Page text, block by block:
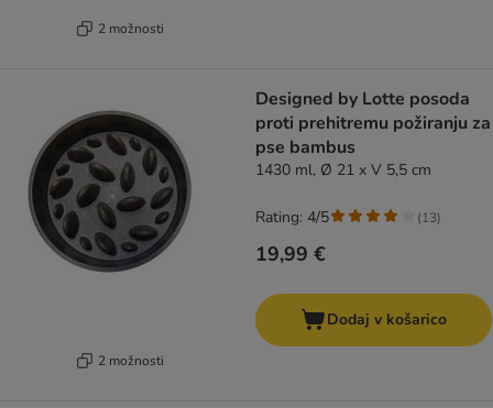
2 možnosti
2 možnosti
Designed by Lotte posoda
proti prehitremu požiranju za
pse bambus
1430 ml, Ø 21 x V 5,5 cm
19,99 €
Rating: 4/5 (13)
Dodaj v košarico